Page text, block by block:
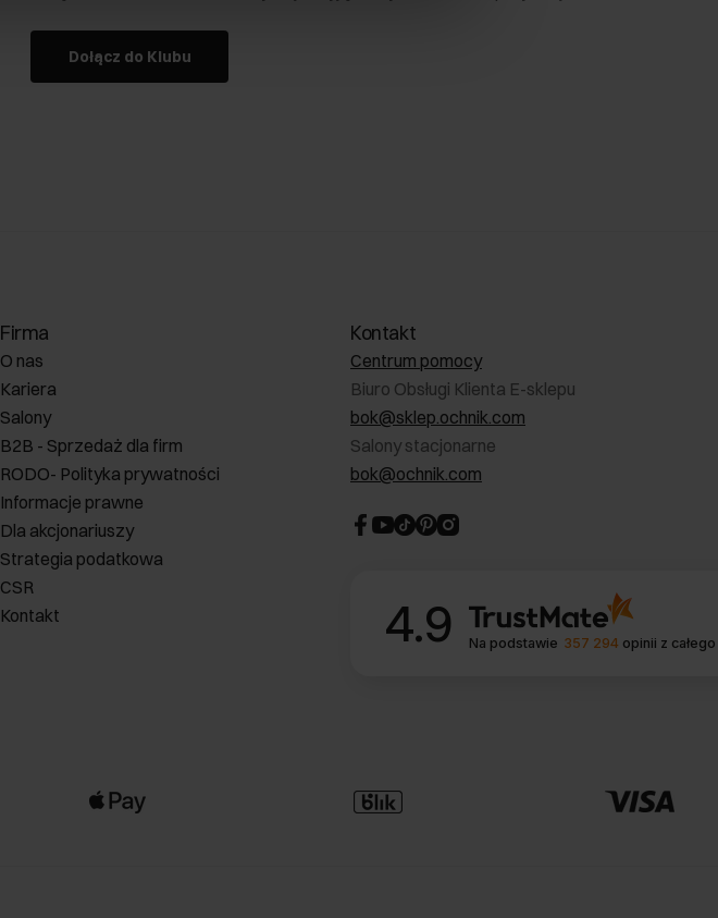
Dołącz do Klubu
Firma
O nas
Kariera
Salony
B2B - Sprzedaż dla firm
RODO- Polityka prywatności
Informacje prawne
Dla akcjonariuszy
Strategia podatkowa
CSR
Kontakt
Kontakt
Centrum pomocy
Biuro Obsługi Klienta E-sklepu
bok@sklep.ochnik.com
Salony stacjonarne
bok@ochnik.com
4.9 Na podstawie 357 294 opinii z